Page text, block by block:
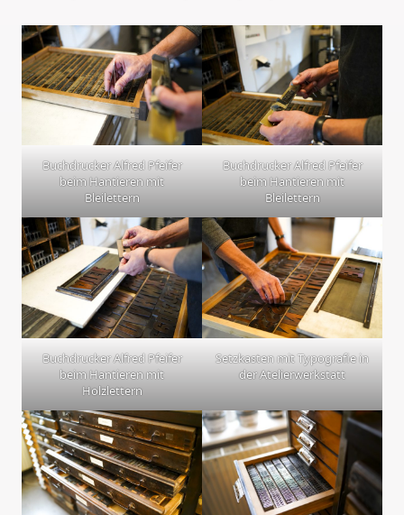
Buchdrucker Alfred Pfeifer
beim Hantieren mit
Bleilettern
Buchdrucker Alfred Pfeifer
beim Hantieren mit
Bleilettern
Buchdrucker Alfred Pfeifer
beim Hantieren mit
Holzlettern
Setzkasten mit Typografie in
der Atelierwerkstatt